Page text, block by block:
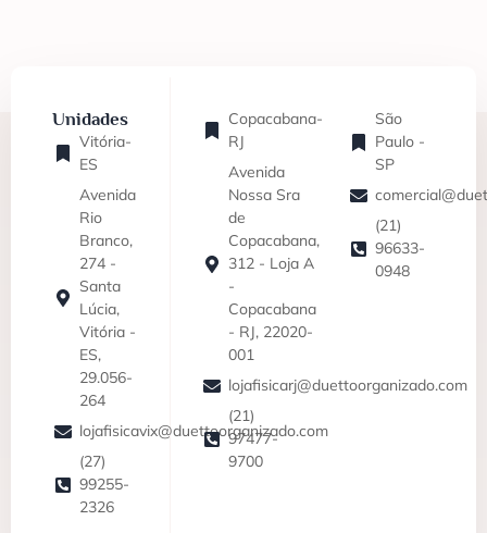
Unidades
Vitória-
ES
Avenida
Rio
Branco,
274 -
Santa
Lúcia,
Vitória -
ES,
29.056-
264
lojafisicavix@duettoorganizado.com
(27)
99255-
2326
Copacabana-
RJ
Avenida
Nossa Sra
de
Copacabana,
312 - Loja A
-
Copacabana
- RJ, 22020-
001
lojafisicarj@duettoorganizado.com
(21)
97477-
9700
São
Paulo -
SP
(21)
96633-
0948